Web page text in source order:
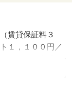
賃貸保証料３
１，１００円／
６年７月完成の
分の物件です。
事ができま